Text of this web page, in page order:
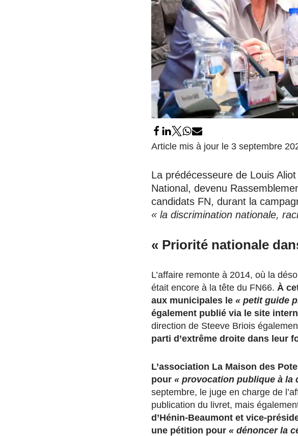
Article mis à jour le 3 septembre
La prédécesseure de Louis
National, devenu
candidats FN, durant la
« la discrimination nationale,
« Priorité nationale
L’affaire remonte à 2014, où la
était encore à la tête du FN66. À
aux municipales le « petit guide
également publié via le site
direction de Steeve Briois
parti d’extrême droite dans leur
L’association La Maison des
pour « provocation publique à la
septembre, le juge en charge de
publication du livret, mais
d’Hénin-Beaumont et vice-
une pétition pour « dénoncer la